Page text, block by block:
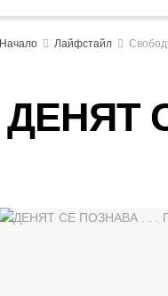
Начало Лайфстайл
ДЕНЯТ